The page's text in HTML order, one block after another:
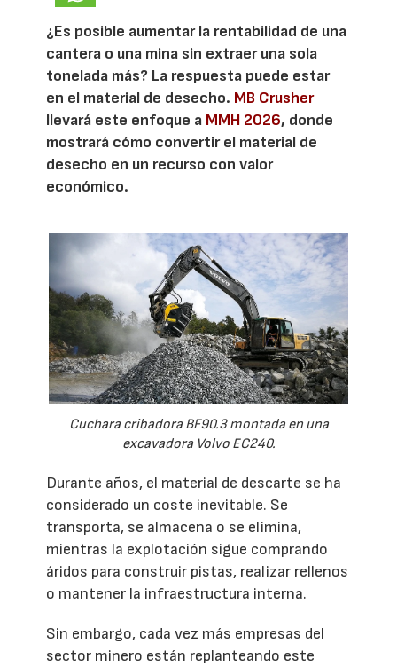
¿Es posible aumentar la rentabilidad de una
cantera o una mina sin extraer una sola
tonelada más? La respuesta puede estar
en el material de desecho. MB Crusher
llevará este enfoque a MMH 2026, donde
mostrará cómo convertir el material de
desecho en un recurso con valor
económico.
Cuchara cribadora BF90.3 montada en una
excavadora Volvo EC240.
Durante años, el material de descarte se ha
considerado un coste inevitable. Se
transporta, se almacena o se elimina,
mientras la explotación sigue comprando
áridos para construir pistas, realizar rellenos
o mantener la infraestructura interna.
Sin embargo, cada vez más empresas del
sector minero están replanteando este